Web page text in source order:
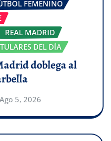
FEMENINO
REAL MADRID
DEL DÍA
doblega al
Ago 5, 2026